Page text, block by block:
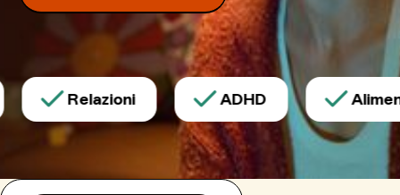
Relazioni ADHD